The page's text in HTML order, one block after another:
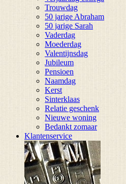
Trouwdag
50 jarige Abraham
50 jarige Sarah
Vaderdag
Moederdag
Valentijnsdag
Jubileum
Pensioen
Naamdag
Kerst
Sinterklaas
Relatie geschenk
Nieuwe woning
Bedankt zomaar
Klantenservice